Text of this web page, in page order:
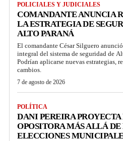
POLICIALES Y JUDICIALES
COMANDANTE ANUNCIA
LA ESTRATEGIA DE
ALTO PARANÁ
El comandante César Silguero
integral del sistema de seguridad de
Podrían aplicarse nuevas estrategias,
cambios.
7 de agosto de 2026
POLÍTICA
DANI PEREIRA
OPOSITORA MÁS ALLÁ DE
ELECCIONES